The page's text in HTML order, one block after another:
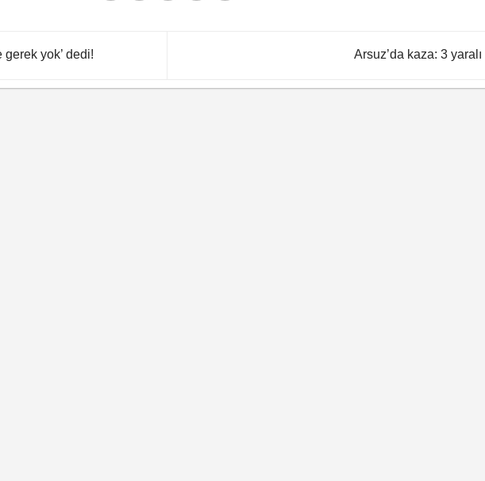
gerek yok’ dedi! Arsuz’da kaza: 3 yaralı